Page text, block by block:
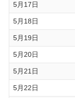
5月17日
5月18日
5月19日
5月20日
5月21日
5月22日